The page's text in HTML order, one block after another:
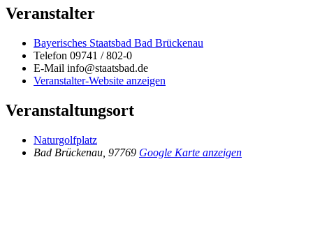
Veranstalter
Bayerisches Staatsbad Bad Brückenau
Telefon 09741 / 802-0
E-Mail info@staatsbad.de
Veranstalter-Website anzeigen
Veranstaltungsort
Naturgolfplatz
Bad Brückenau 97769 Google Karte anzeigen